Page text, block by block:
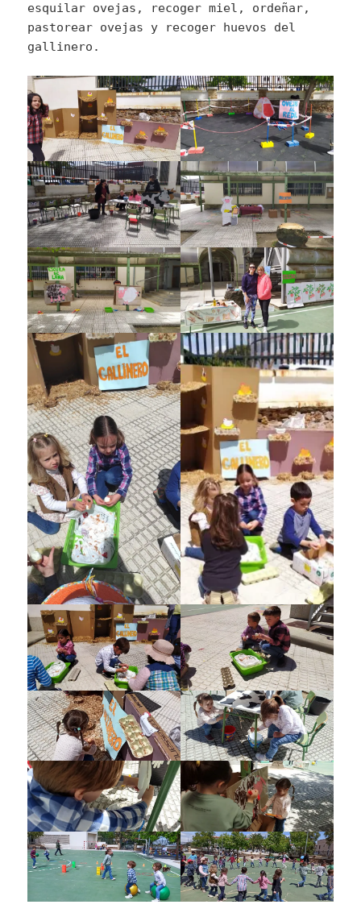
esquilar ovejas, recoger miel, ordeñar,
pastorear ovejas y recoger huevos del
gallinero.